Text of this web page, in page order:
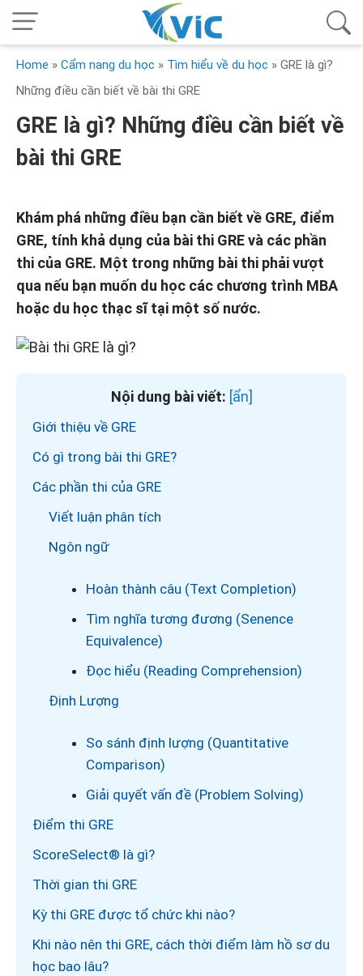
Home » Cẩm nang du học » Tìm hiểu về du học » GRE là gì?
Những điều cần biết về bài thi GRE
GRE là gì? Những điều cần biết về
bài thi GRE
Khám phá những điều bạn cần biết về GRE, điểm
GRE, tính khả dụng của bài thi GRE và các phần
thi của GRE. Một trong những bài thi phải vượt
qua nếu bạn muốn du học các chương trình MBA
hoặc du học thạc sĩ tại một số nước.
Nội dung bài viết:
Giới thiệu về GRE
Có gì trong bài thi GRE?
Các phần thi của GRE
Viết luận phân tích
Ngôn ngữ
Hoàn thành câu (Text Completion)
Tìm nghĩa tương đương (Senence
Equivalence)
Đọc hiểu (Reading Comprehension)
Định Lượng
So sánh định lượng (Quantitative
Comparison)
Giải quyết vấn đề (Problem Solving)
Điểm thi GRE
ScoreSelect® là gì?
Thời gian thi GRE
Kỳ thi GRE được tổ chức khi nào?
Khi nào nên thi GRE, cách thời điểm làm hồ sơ du
học bao lâu?